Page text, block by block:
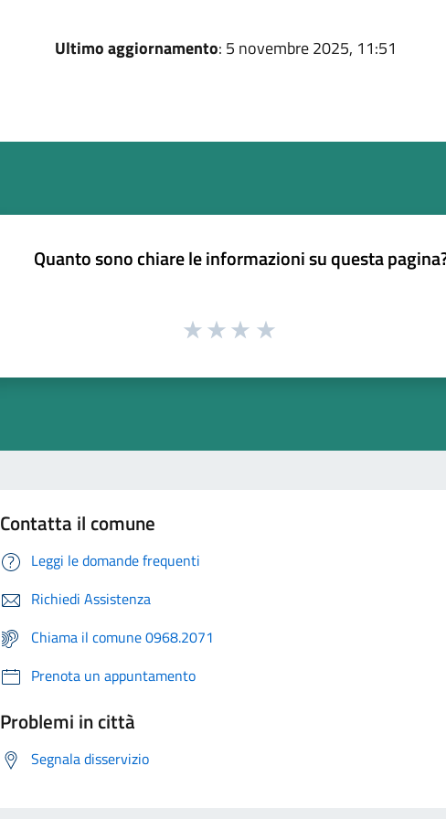
Ultimo aggiornamento: 5 novembre 2025, 11:51
Quanto sono chiare le informazioni su questa
Contatta il comune
Leggi le domande frequenti
Richiedi Assistenza
Chiama il comune 0968.2071
Prenota un appuntamento
Problemi in città
Segnala disservizio